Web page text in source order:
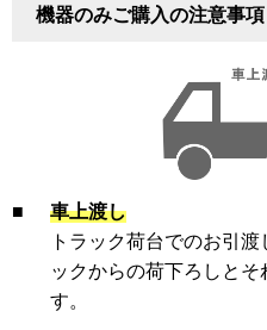
機器のみご購入の注意事項
■
車上渡し
トラック荷台でのお引
ックからの荷下ろしと
す。